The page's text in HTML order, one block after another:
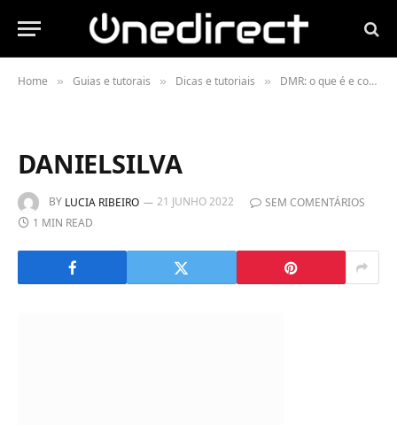
Home » Guias e tutorais » Dicas e tutoriais » DMR: o que é e como funciona?
DANIELSILVA
BY LUCIA RIBEIRO 21 JUNHO 2022
SEM COMENTÁRIOS
1 MIN READ